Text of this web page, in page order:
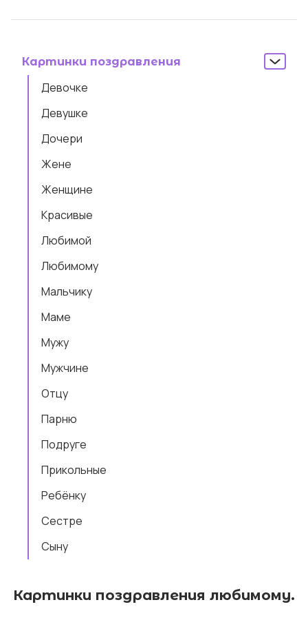
Картинки поздравления
Девочке
Девушке
Дочери
Жене
Женщине
Красивые
Любимой
Любимому
Мальчику
Маме
Мужу
Мужчине
Отцу
Парню
Подруге
Прикольные
Ребёнку
Сестре
Сыну
Картинки поздравления любимому.